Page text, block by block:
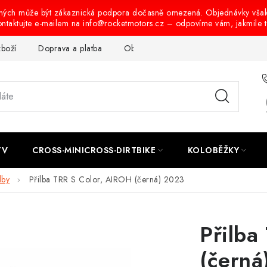
může být zákaznická podpora dočasně omezená. Objednávky
e-mailem na info@rocketmotors.cz – odpovíme vám, jakmile
Doprava a platba Obchodní podmínky
CROSS-MINICROSS-DIRTBIKE KOLOBĚŽKY
Přilba TRR S Color, AIROH (černá) 2023
Přilba